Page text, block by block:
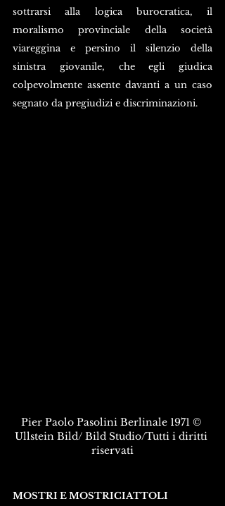
sottrarsi alla logica burocratica, il
moralismo provinciale della società
viareggina e persino il silenzio della
sinistra giovanile, che egli giudica
colpevolmente assente davanti a un caso
segnato da pregiudizi e discriminazioni.
Pier Paolo Pasolini Berlinale 1971 ©
Ullstein Bild/ Bild Studio/Tutti i diritti
riservati
MOSTRI E MOSTRICIATTOLI